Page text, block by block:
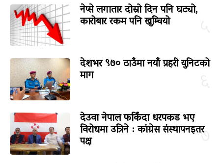
नेप्से लगातार दोस्रो दिन पनि घट्यो,
कारोबार रकम पनि खुम्चियो
देशभर ९७० ठाउँमा नयाँ प्रहरी युनिटको
माग
७
देउवा नेपाल फर्किंदा धरपकड भए
विरोधमा उत्रिने : कांग्रेस संस्थापनइतर
पक्ष